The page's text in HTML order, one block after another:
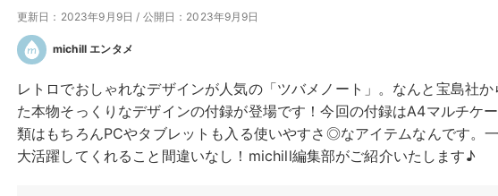
更新日：2023年9月9日 / 公開日：2023年9月9日
michill エンタメ
レトロでおしゃれなデザインが人気の「ツバメノート」。なんと宝島社か
た本物そっくりなデザインの付録が登場です！今回の付録はA4マルチケ
類はもちろんPCやタブレットも入る使いやすさ◎なアイテムなんです。
大活躍してくれること間違いなし！michill編集部がご紹介いたします♪